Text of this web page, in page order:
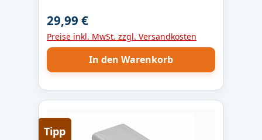
PWM-Dimmung und 1 kHz PWM-
Frequenz ermöglicht er eine absolut
flimmerfreie Steuerung – auch bei
langsamen Farbverläufen. Der
für saubere Masse-Schaltung. Dank
Regulärer Preis:
29,99 €
Preise inkl. MwSt. zzgl. Versandkosten
In den Warenkorb
Tipp